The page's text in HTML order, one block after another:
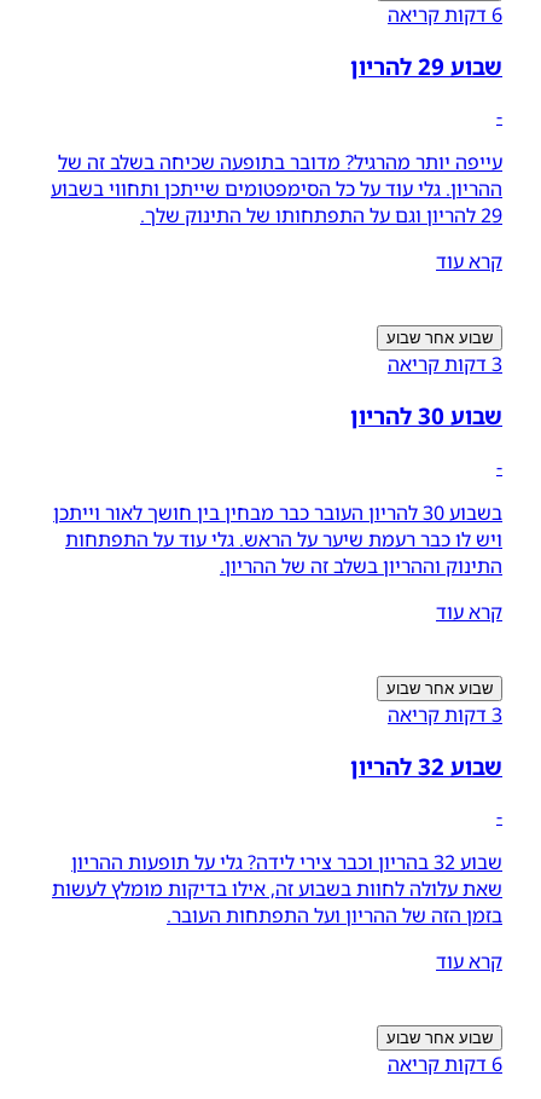
6 דקות קריאה
שבוע 29 להריון
-
עייפה יותר מהרגיל? מדובר בתופעה שכיחה בשלב זה של
ההריון. גלי עוד על כל הסימפטומים שייתכן ותחווי בשבוע
29 להריון וגם על התפתחותו של התינוק שלך.
קרא עוד
שבוע אחר שבוע
3 דקות קריאה
שבוע 30 להריון
-
בשבוע 30 להריון העובר כבר מבחין בין חושך לאור וייתכן
ויש לו כבר רעמת שיער על הראש. גלי עוד על התפתחות
התינוק וההריון בשלב זה של ההריון.
קרא עוד
שבוע אחר שבוע
3 דקות קריאה
שבוע 32 להריון
-
שבוע 32 בהריון וכבר צירי לידה? גלי על תופעות ההריון
שאת עלולה לחוות בשבוע זה, אילו בדיקות מומלץ לעשות
בזמן הזה של ההריון ועל התפתחות העובר.
קרא עוד
שבוע אחר שבוע
6 דקות קריאה